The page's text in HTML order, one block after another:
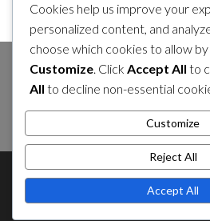
January 2026
CĂUTARE
Search
for:
About Us Contact Us
Privacy Policy Sitemap
Cookies help us improve your
personalized content, and
choose which cookies to allow by
Customize. Click Accept All to
All to decline non-essential
Customize
Reject All
Accept All